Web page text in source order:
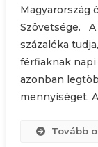
Magyarország
Szövetsége. A
százaléka
férfiaknak napi
azonban
mennyiséget.
Tovább